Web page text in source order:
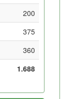
200
375
360
1.688